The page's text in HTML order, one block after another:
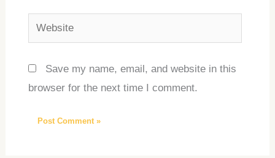
Website
Save my name, email, and website in this
browser for the next time I comment.